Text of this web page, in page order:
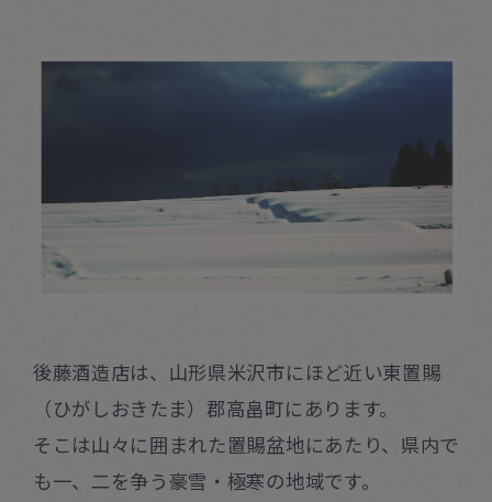
後藤酒造店は、山形県米沢市にほど近い東置賜
（ひがしおきたま）郡高畠町にあります。
そこは山々に囲まれた置賜盆地にあたり、県内で
も一、二を争う豪雪・極寒の地域です。